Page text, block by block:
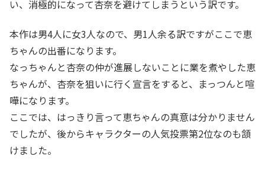
い、消極的になって杏奈を避けてしまうという訳です。
本作は男4人に女3人なので、男1人余る訳ですがここで恵
ちゃんの出番になります。
なっちゃんと杏奈の仲が進展しないことに業を煮やした恵
ちゃんが、杏奈を狙いに行く宣言をすると、まっつんと喧
嘩になります。
ここでは、はっきり言って恵ちゃんの真意は分かりません
でしたが、後からキャラクターの人気投票第2位なのも頷
けました。